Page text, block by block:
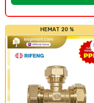
HEMAT 20 %